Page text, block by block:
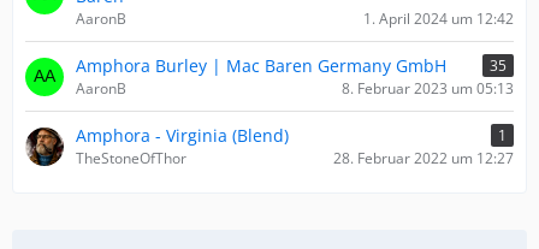
AaronB 1. April 2024 um 12:42
Amphora Burley | Mac Baren Germany GmbH
35
AaronB
8. Februar 2023 um 05:13
Amphora - Virginia (Blend)
1
TheStoneOfThor
28. Februar 2022 um 12:27